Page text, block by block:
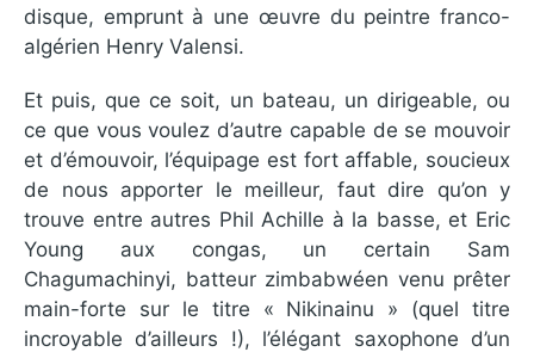
disque, emprunt à une œuvre du peintre franco-
algérien Henry Valensi.
Et puis, que ce soit, un bateau, un dirigeable, ou
ce que vous voulez d’autre capable de se mouvoir
et d’émouvoir, l’équipage est fort affable, soucieux
de nous apporter le meilleur, faut dire qu’on y
trouve entre autres Phil Achille à la basse, et Eric
Young aux congas, un certain Sam
Chagumachinyi, batteur zimbabwéen venu prêter
main-forte sur le titre « Nikinainu » (quel titre
incroyable d’ailleurs !), l’élégant saxophone d’un